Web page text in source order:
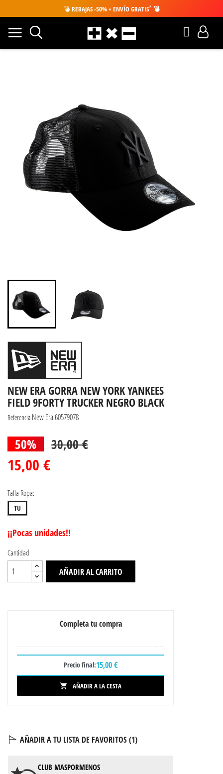
💣 REBAJAS -50% + ENVÍO GRATIS* 💣
NEW ERA GORRA NEW YORK YANKEES
FIELD 9FORTY TRUCKER NEGRO BLACK
Referencia New Era 60579078
50% 30,00 €
15,00 €
Talla Ropa:
TU
¡¡Pocas unidades!!
Cantidad
AÑADIR AL CARRITO
Completa tu compra
Precio final:15,00 €
 AÑADIR A LA CESTA
AÑADIR A TU LISTA DE FAVORITOS (1)
CLUB MASPORMENOS